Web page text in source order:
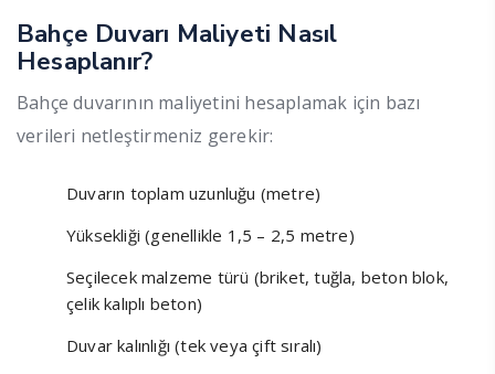
Bahçe Duvarı Maliyeti Nasıl
Hesaplanır?
Bahçe duvarının maliyetini hesaplamak için bazı
verileri netleştirmeniz gerekir:
Duvarın toplam uzunluğu (metre)
Yüksekliği (genellikle 1,5 – 2,5 metre)
Seçilecek malzeme türü (briket, tuğla, beton blok,
çelik kalıplı beton)
Duvar kalınlığı (tek veya çift sıralı)